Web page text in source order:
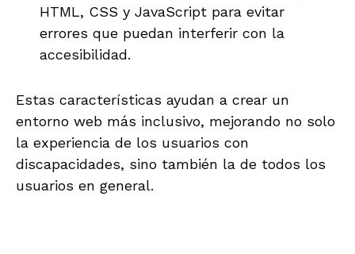
HTML, CSS y JavaScript para evitar
errores que puedan interferir con la
accesibilidad.
Estas características ayudan a crear un
entorno web más inclusivo, mejorando no solo
la experiencia de los usuarios con
discapacidades, sino también la de todos los
usuarios en general.